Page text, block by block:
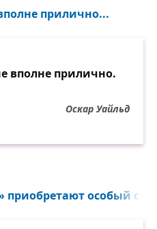
прилично...
вполне прилично.
Оскар Уайльд
приобретают особый